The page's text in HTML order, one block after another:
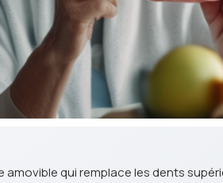
qui remplace les dents